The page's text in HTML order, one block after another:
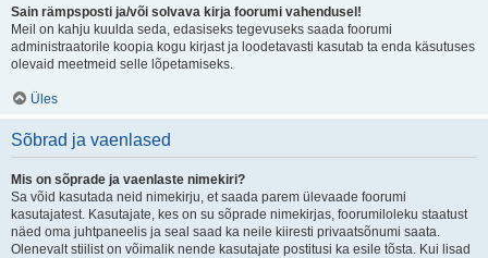
Sain rämpsposti ja/või solvava kirja foorumi vahendusel!
Meil on kahju kuulda seda, edasiseks tegevuseks saada foorumi
administraatorile koopia kogu kirjast ja loodetavasti kasutab ta enda käsutuses
olevaid meetmeid selle lõpetamiseks.
Üles
Sõbrad ja vaenlased
Mis on sõprade ja vaenlaste nimekiri?
Sa võid kasutada neid nimekirju, et saada parem ülevaade foorumi
kasutajatest. Kasutajate, kes on su sõprade nimekirjas, foorumiloleku staatust
näed oma juhtpaneelis ja seal saad ka neile kiiresti privaatsõnumi saata.
Olenevalt stiilist on võimalik nende kasutajate postitusi ka esile tõsta. Kui lisad